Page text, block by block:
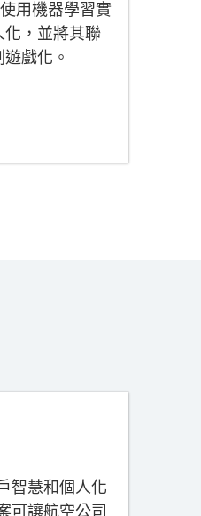
用機器學習實
化，並將其聯
戲化。
智慧和個人化
可讓航空公司